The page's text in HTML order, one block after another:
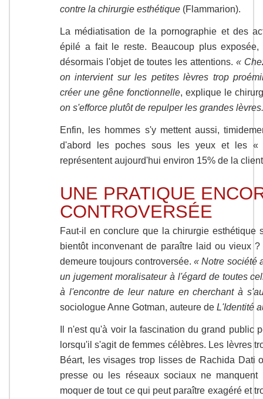
contre la chirurgie esthétique (Flammarion).
La médiatisation de la pornographie et des
épilé a fait le reste. Beaucoup plus
désormais l'objet de toutes les attentions. «
on intervient sur les petites lèvres trop
créer une gêne fonctionnelle, explique le
on s'efforce plutôt de repulper les grandes
Enfin, les hommes s'y mettent aussi,
d'abord les poches sous les yeux et les «
représentent aujourd'hui environ 15% de la
UNE PRATIQUE
CONTROVERSÉE
Faut-il en conclure que la chirurgie esthétique
bientôt inconvenant de paraître laid ou vieux
demeure toujours controversée.« Notre société
un jugement moralisateur à l'égard de toutes
à l'encontre de leur nature en cherchant à
sociologue Anne Gotman, auteure de L'Identité
Il n'est qu'à voir la fascination du grand public
lorsqu'il s'agit de femmes célèbres. Les lèvres
Béart, les visages trop lisses de Rachida Dati
presse ou les réseaux sociaux ne
moquer de tout ce qui peut paraître exagéré et